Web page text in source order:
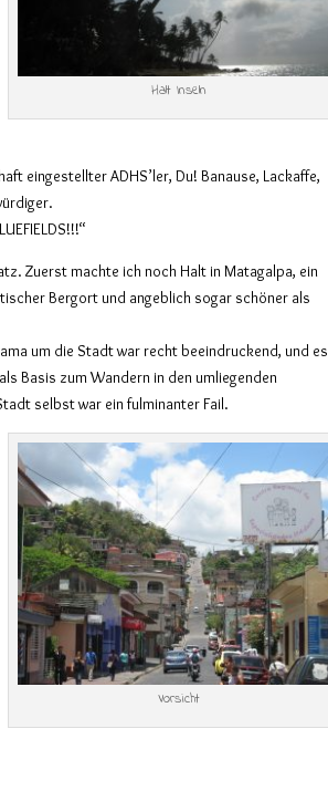
Halt Inseln
eingestellter ADHS’ler, Du! Banause, Lackaffe,
Zuerst machte ich noch Halt in Matagalpa, ein
Bergort und angeblich sogar schöner als
um die Stadt war recht beeindruckend, und es
Basis zum Wandern in den umliegenden
selbst war ein fulminanter Fail.
Vorsicht